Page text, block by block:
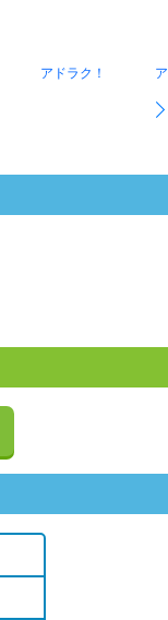
アドラク！